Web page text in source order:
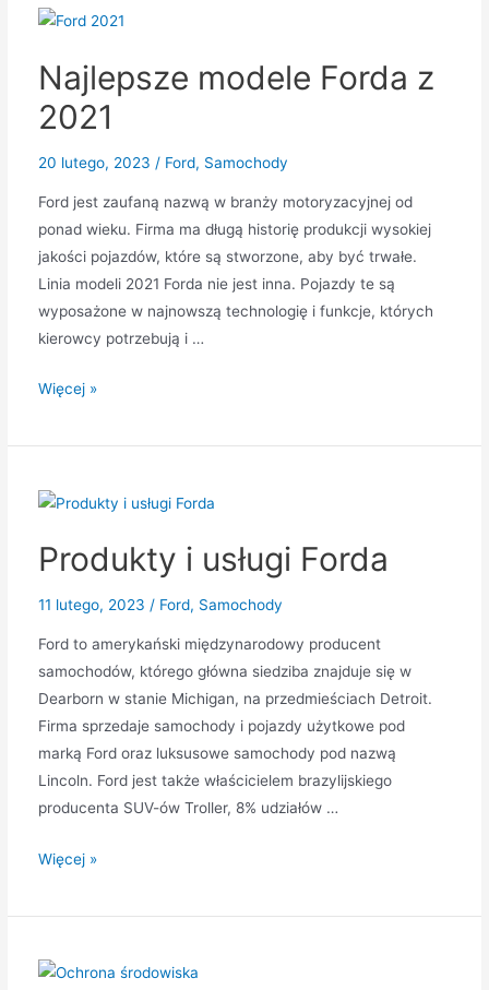
czasów
Najlepsze modele Forda z
2021
20 lutego, 2023 / Ford, Samochody
Ford jest zaufaną nazwą w branży motoryzacyjnej od
ponad wieku. Firma ma długą historię produkcji wysokiej
jakości pojazdów, które są stworzone, aby być trwałe.
Linia modeli 2021 Forda nie jest inna. Pojazdy te są
wyposażone w najnowszą technologię i funkcje, których
kierowcy potrzebują i …
Najlepsze
Forda
2021
Więcej »
Produkty i usługi Forda
11 lutego, 2023 / Ford, Samochody
Ford to amerykański międzynarodowy producent
samochodów, którego główna siedziba znajduje się w
Dearborn w stanie Michigan, na przedmieściach Detroit.
Firma sprzedaje samochody i pojazdy użytkowe pod
marką Ford oraz luksusowe samochody pod nazwą
Lincoln. Ford jest także właścicielem brazylijskiego
producenta SUV-ów Troller, 8% udziałów …
Produkty
usługi
Więcej »